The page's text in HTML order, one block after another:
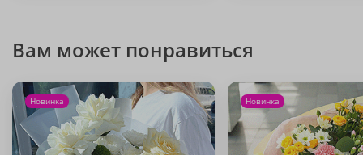
Вам может понравиться
Новинка Новинка